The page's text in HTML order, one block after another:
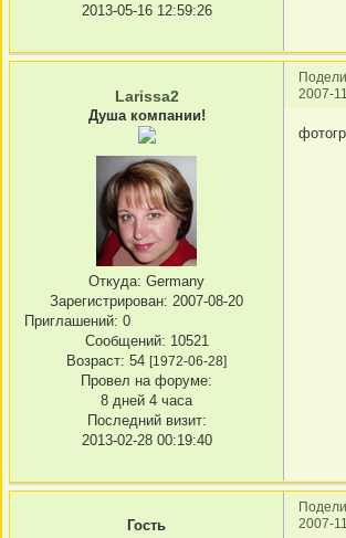
2013-05-16 12:59:26
2007-
Larissa2
Душа компании!
Откуда: Germany
Зарегистрирован: 2007-08-20
Приглашений: 0
Сообщений: 10521
Возраст: 54 [1972-06-28]
Провел на форуме:
8 дней 4 часа
Последний визит:
2013-02-28 00:19:40
2007-
Гость